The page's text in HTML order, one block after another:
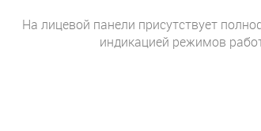
На лицевой панели присутствует
индикацией режимов